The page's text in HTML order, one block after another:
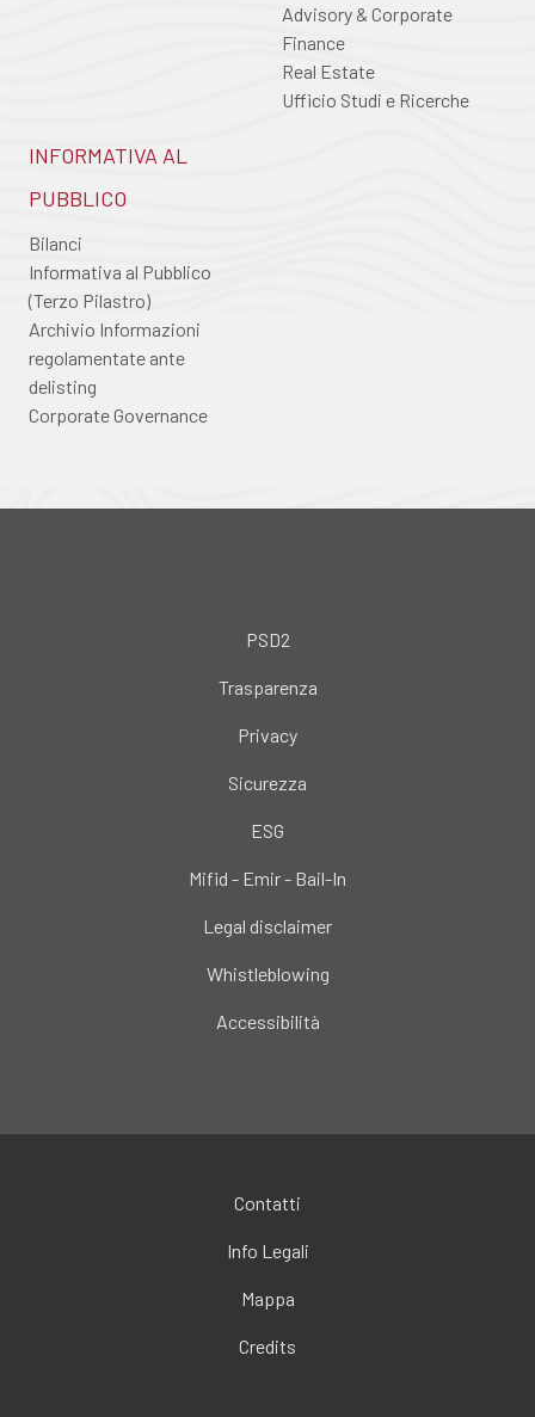
Advisory & Corporate
Finance
Real Estate
Ufficio Studi e Ricerche
INFORMATIVA AL
PUBBLICO
Bilanci
Informativa al Pubblico
(Terzo Pilastro)
Archivio Informazioni
regolamentate ante
delisting
Corporate Governance
PSD2
Trasparenza
Privacy
Sicurezza
ESG
Mifid - Emir - Bail-In
Legal disclaimer
Whistleblowing
Accessibilità
Contatti
Info Legali
Mappa
Credits